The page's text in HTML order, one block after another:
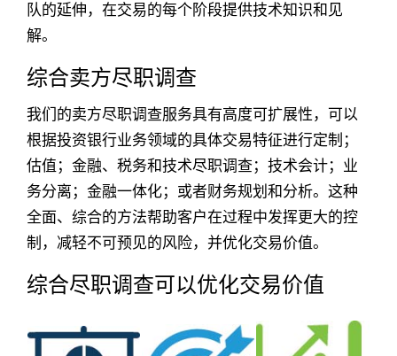
队的延伸，在交易的每个阶段提供技术知识和见
解。
综合卖方尽职调查
我们的卖方尽职调查服务具有高度可扩展性，可以
根据投资银行业务领域的具体交易特征进行定制；
估值；金融、税务和技术尽职调查；技术会计；业
务分离；金融一体化；或者财务规划和分析。这种
全面、综合的方法帮助客户在过程中发挥更大的控
制，减轻不可预见的风险，并优化交易价值。
综合尽职调查可以优化交易价值